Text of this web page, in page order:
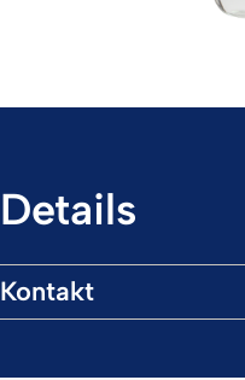
Details
Kontakt